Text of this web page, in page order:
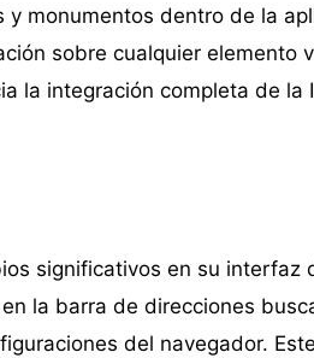
monumentos dentro de la
sobre cualquier elemento
la integración completa de la
significativos en su interfaz
la barra de direcciones
del navegador.